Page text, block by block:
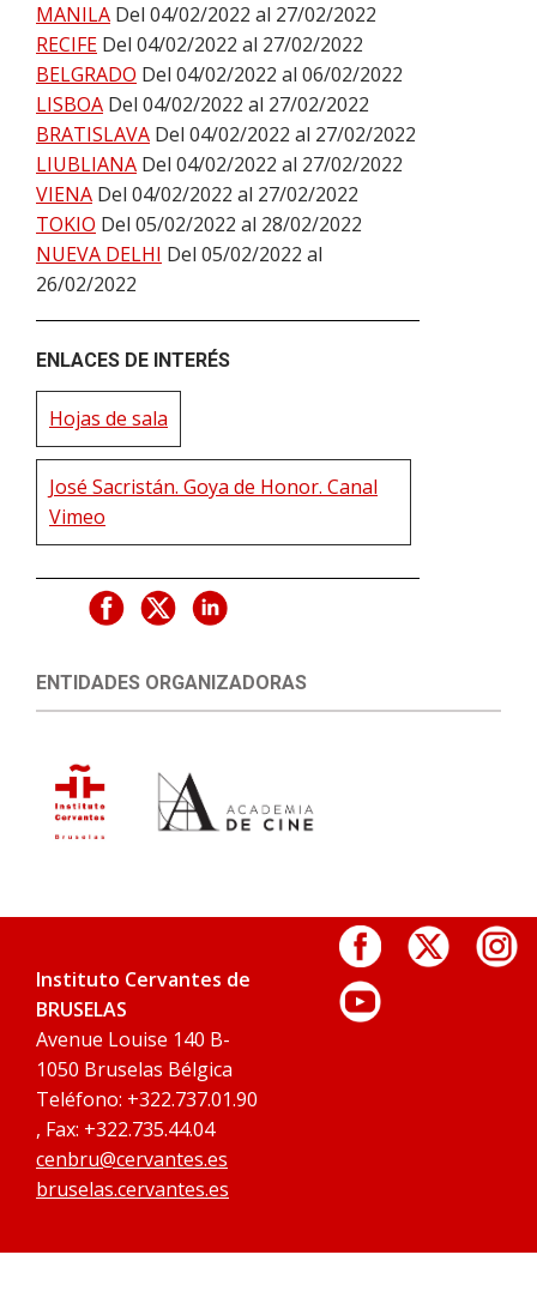
MANILA Del 04/02/2022 al 27/02/2022
RECIFE Del 04/02/2022 al 27/02/2022
BELGRADO Del 04/02/2022 al 06/02/2022
LISBOA Del 04/02/2022 al 27/02/2022
BRATISLAVA Del 04/02/2022 al 27/02/2022
LIUBLIANA Del 04/02/2022 al 27/02/2022
VIENA Del 04/02/2022 al 27/02/2022
TOKIO Del 05/02/2022 al 28/02/2022
NUEVA DELHI Del 05/02/2022 al
26/02/2022
ENLACES DE INTERÉS
Hojas de sala
José Sacristán. Goya de Honor. Canal
Vimeo
ENTIDADES ORGANIZADORAS
Instituto Cervantes de
BRUSELAS
Avenue Louise 140 B-
1050 Bruselas Bélgica
Teléfono: +322.737.01.90
, Fax: +322.735.44.04
cenbru@cervantes.es
bruselas.cervantes.es